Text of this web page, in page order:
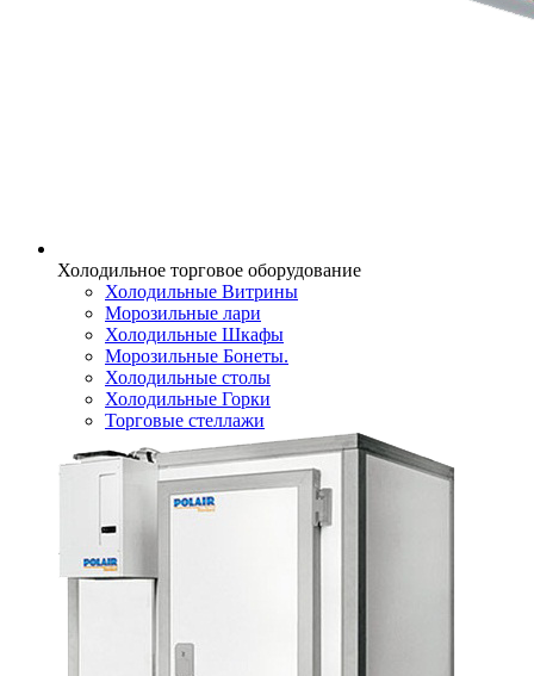
Холодильное торговое оборудование
Холодильные Витрины
Морозильные лари
Холодильные Шкафы
Морозильные Бонеты.
Холодильные столы
Холодильные Горки
Торговые стеллажи